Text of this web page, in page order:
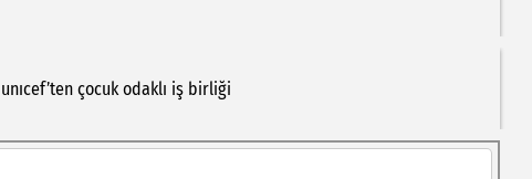
unıcef’ten çocuk odaklı iş birliği